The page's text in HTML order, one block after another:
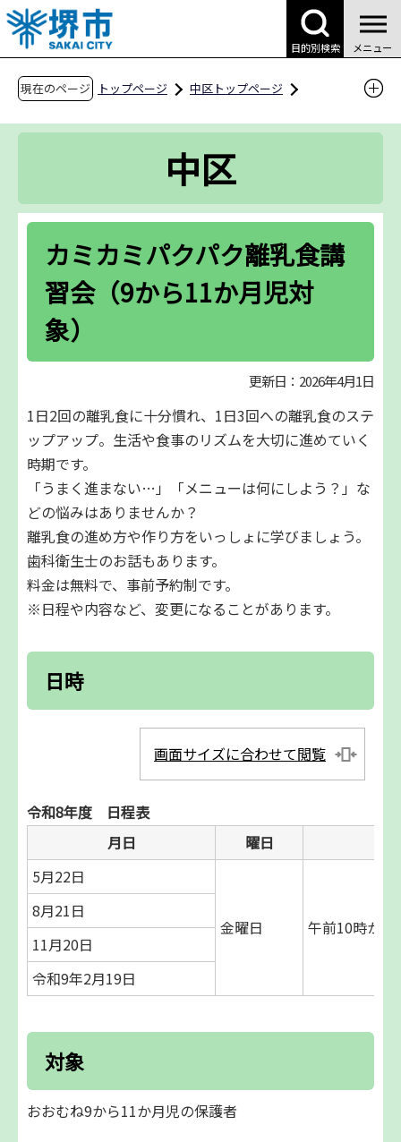
こ
の
ペ
目的別検索 メニュー
現在のページ トップページ
中区トップページ
カミカミパクパク離乳食講習会（9から11か月
児対象）
中区
カミカミパクパク離乳食講
習会（9から11か月児対
象）
更新日：2026年4月1日
1日2回の離乳食に十分慣れ、1日3回への離乳食のステ
ップアップ。生活や食事のリズムを大切に進めていく
時期です。
「うまく進まない…」「メニューは何にしよう？」な
どの悩みはありませんか？
離乳食の進め方や作り方をいっしょに学びましょう。
歯科衛生士のお話もあります。
料金は無料で、事前予約制です。
※日程や内容など、変更になることがあります。
日時
画面サイズに合わせて閲覧
令和8年度 日程表
月日
曜日
5月22日
金曜日 午前10時から
8月21日
11月20日
令和9年2月19日
対象
おおむね9から11か月児の保護者